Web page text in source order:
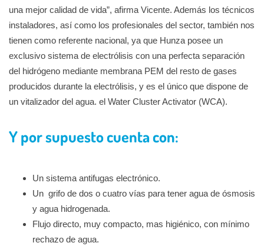
una mejor calidad de vida”, afirma Vicente. Además los técnicos
instaladores, así como los profesionales del sector, también nos
tienen como referente nacional, ya que Hunza posee un
exclusivo sistema de electrólisis con una perfecta separación
del hidrógeno mediante membrana PEM del resto de gases
producidos durante la electrólisis, y es el único que dispone de
un vitalizador del agua. el Water Cluster Activator (WCA).
Y por supuesto cuenta con:
Un sistema antifugas electrónico.
Un grifo de dos o cuatro vías para tener agua de ósmosis
y agua hidrogenada.
Flujo directo, muy compacto, mas higiénico, con mínimo
rechazo de agua.